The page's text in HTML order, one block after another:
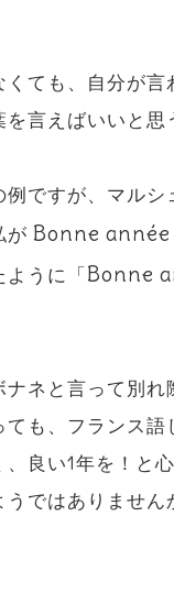
ても、自分が言
言えばいいと思
ですが、マルシ
がBonne année
ように「Bonne
ナネと言って別れ
ても、フランス語
、良い1年を！と
ではありません